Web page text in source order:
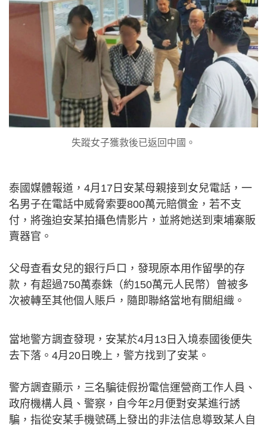
失蹤女子獲救後已返回中國。
泰國媒體報道，4月17日安某母親接到女兒電話，一
名男子在電話中威脅索要800萬元賠償金，若不支
付，將強迫安某拍攝色情影片，並將她送到柬埔寨販
賣器官。
父母查看女兒的銀行戶口，發現原本用作留學的存
款，有超過750萬泰銖（約150萬元人民幣）曾被多
次被轉至其他個人賬戶，隨即聯絡當地有關組織。
當地警方調查發現，安某於4月13日入境泰國後便失
去下落。4月20日晚上，警方找到了安某。
警方調查顯示，三名騙徒假扮電信運營商工作人員、
政府機構人員、警察，自今年2月便對安某進行誘
騙，指從安某手機號碼上發出的非法信息導致某人自